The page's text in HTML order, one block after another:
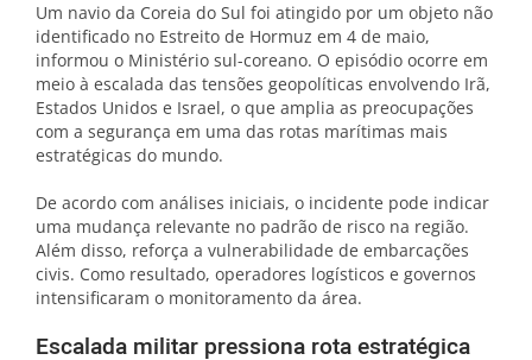
Um navio da Coreia do Sul foi atingido por um objeto não
identificado no Estreito de Hormuz em 4 de maio,
informou o Ministério sul-coreano. O episódio ocorre em
meio à escalada das tensões geopolíticas envolvendo Irã,
Estados Unidos e Israel, o que amplia as preocupações
com a segurança em uma das rotas marítimas mais
estratégicas do mundo.
De acordo com análises iniciais, o incidente pode indicar
uma mudança relevante no padrão de risco na região.
Além disso, reforça a vulnerabilidade de embarcações
civis. Como resultado, operadores logísticos e governos
intensificaram o monitoramento da área.
Escalada militar pressiona rota estratégica